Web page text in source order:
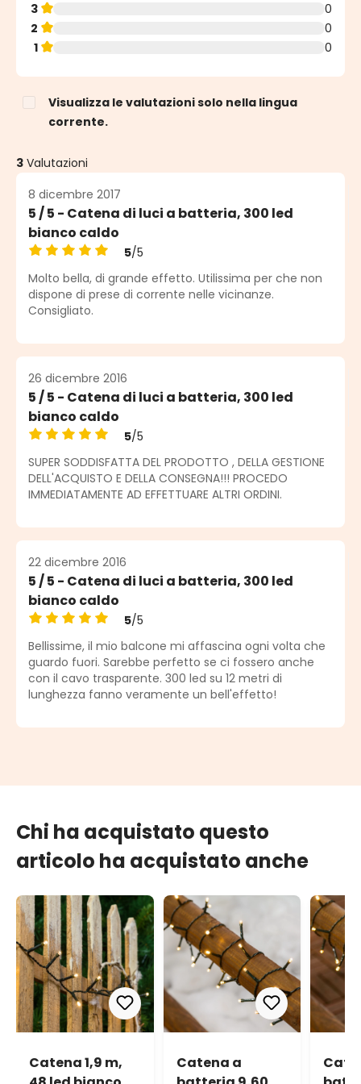
3
0
2
0
1
0
Visualizza le valutazioni solo nella lingua
corrente.
3 Valutazioni
8 dicembre 2017
5 / 5 - Catena di luci a batteria, 300 led
bianco caldo
Valutazione media di 5 su 5 stelle
5/5
Molto bella, di grande effetto. Utilissima per che non
dispone di prese di corrente nelle vicinanze.
Consigliato.
26 dicembre 2016
5 / 5 - Catena di luci a batteria, 300 led
bianco caldo
Valutazione media di 5 su 5 stelle
5/5
SUPER SODDISFATTA DEL PRODOTTO , DELLA GESTIONE
DELL'ACQUISTO E DELLA CONSEGNA!!! PROCEDO
IMMEDIATAMENTE AD EFFETTUARE ALTRI ORDINI.
22 dicembre 2016
5 / 5 - Catena di luci a batteria, 300 led
bianco caldo
Valutazione media di 5 su 5 stelle
5/5
Bellissime, il mio balcone mi affascina ogni volta che
guardo fuori. Sarebbe perfetto se ci fossero anche
con il cavo trasparente. 300 led su 12 metri di
lunghezza fanno veramente un bell'effetto!
Chi ha acquistato questo
articolo ha acquistato anche
Catena 1,9 m,
Catena a